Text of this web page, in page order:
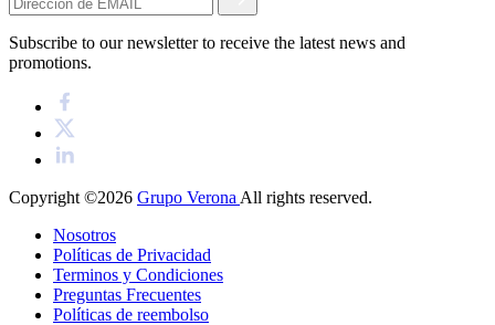
Subscribe to our newsletter to receive the latest news and
promotions.
Copyright ©2026 Grupo Verona All rights reserved.
Nosotros
Políticas de Privacidad
Terminos y Condiciones
Preguntas Frecuentes
Políticas de reembolso